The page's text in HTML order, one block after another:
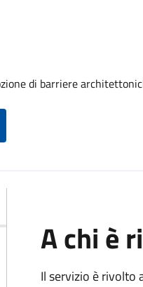
di barriere
A chi è
Il servizio è rivolto